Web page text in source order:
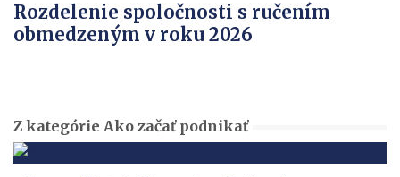
Rozdelenie spoločnosti s ručením
obmedzeným v roku 2026
Z kategórie Ako začať podnikať